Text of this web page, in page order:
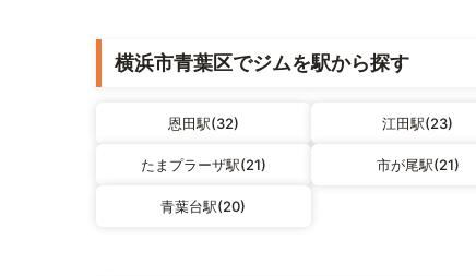
横浜市青葉区でジムを駅から探す
恩田駅(32) 江田駅(23)
たまプラーザ駅(21) 市が尾駅(21)
青葉台駅(20)